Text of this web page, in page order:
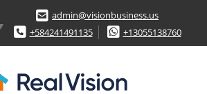
admin@visionbusiness.us
+584241491135
+13055138760